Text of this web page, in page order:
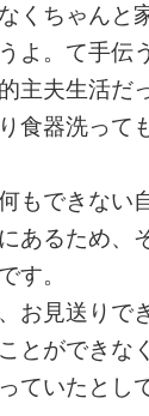
くちゃんと
よ。て手伝
主夫生活だ
食器洗って
もできない
あるため、
す。
お見送りで
とができな
ていたとし